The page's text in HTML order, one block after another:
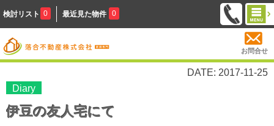
検討リスト 0 最近見た物件 0
お問合せ
DATE: 2017-11-25
Diary
伊豆の友人宅にて